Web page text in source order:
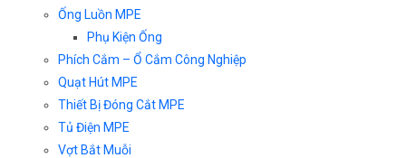
Ống Luồn MPE
Phụ Kiện Ống
Phích Cắm – Ổ Cắm Công Nghiệp
Quạt Hút MPE
Thiết Bị Đóng Cắt MPE
Tủ Điện MPE
Vợt Bắt Muỗi